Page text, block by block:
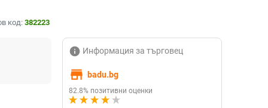
код: 382223
info Информация за търговец
store badu.bg
82.8% позитивни оценки